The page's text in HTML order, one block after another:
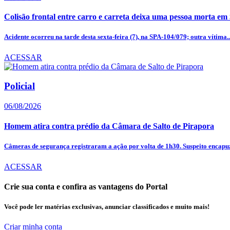
Colisão frontal entre carro e carreta deixa uma pessoa morta
Acidente ocorreu na tarde desta sexta-feira (7), na SPA-104/079; outra
ACESSAR
Policial
06/08/2026
Homem atira contra prédio da Câmara de Salto de Pirapora
Câmeras de segurança registraram a ação por volta de 1h30. Suspeito
ACESSAR
Crie sua conta e confira as vantagens do Portal
Você pode ler matérias exclusivas, anunciar classificados e muito mais!
Criar minha conta